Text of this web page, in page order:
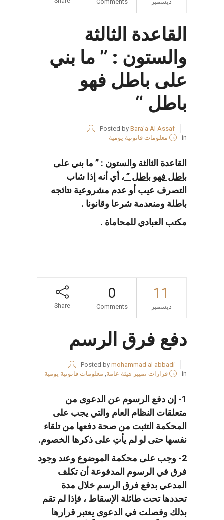
القاعدة الثالثة
والستون : ” ما بني
على باطل فهو
باطل “
Posted by Bara'a Al Assaf
in
معلومات قانونية يومية
القاعدة الثالثة والستون : ” ما بني على
باطل فهو باطل ”، أي أنه إذا شاب
التصرف عيب أو عدم مشروعية نتائجه
باطلة ومنعدمة شرعا وقانونا .
مكتب العبادي للمحاماة .
11
ديسمبر
0
Comments
Share
دفع فرق الرسم
Posted by mohammad al abbadi
in
قرارات تمييز هيئة عامة, معلومات قانونية يومية
1- إن دفع الرسوم عن الدعوى من
متعلقات النظام العام والتي يجب على
المحكمة التثبت من صحة دفعها من تلقاء
نفسها حتى لو لم يأتِ على ذكرها الخصوم.
2- وجب على محكمة الموضوع وعند وجود
فرق في الرسوم المدفوعة أن تكلف
المدعي بدفع فرق الرسم خلال مدة
تحددها تحت طائلة الإسقاط ، فإذا لم تقم
بذلك وفصلت في الدعوى يعتبر قرارها